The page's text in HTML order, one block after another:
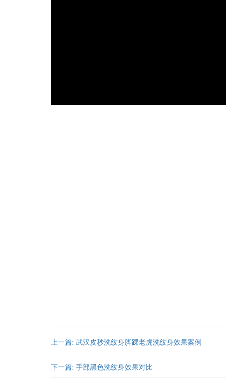
上一篇: 武汉皮秒洗纹身脚踝老虎洗纹身效果案例
下一篇: 手部黑色洗纹身效果对比